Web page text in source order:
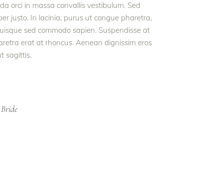
orci in massa convallis vestibulum. Sed
justo. In lacinia, purus ut congue pharetra,
sed commodo sapien. Suspendisse at
erat at rhoncus. Aenean dignissim eros
sagittis.
Bride